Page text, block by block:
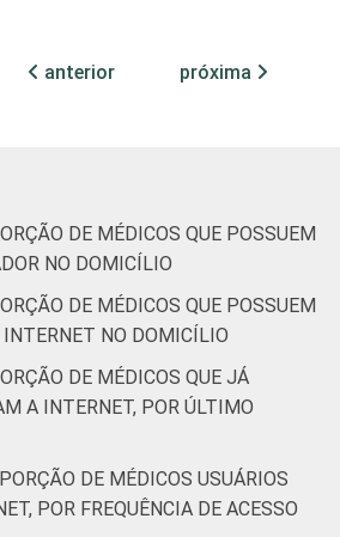
internação
26
(mais de
50 leitos)
anos
36 a 50
51 anos ou
mais
47
anterior próxima
DE MÉDICOS QUE POSSUEM
NO DOMICÍLIO
DE MÉDICOS QUE POSSUEM
INTERNET NO DOMICÍLIO
DE MÉDICOS QUE JÁ
A INTERNET, POR ÚLTIMO
DE MÉDICOS USUÁRIOS
POR FREQUÊNCIA DE ACESSO